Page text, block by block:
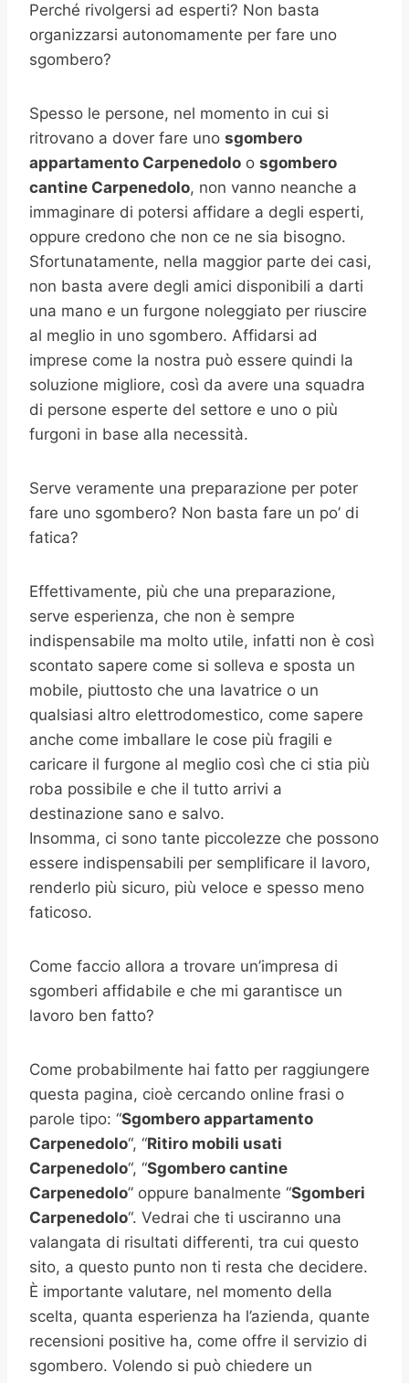
Perché rivolgersi ad esperti? Non basta
organizzarsi autonomamente per fare uno
sgombero?
Spesso le persone, nel momento in cui si
ritrovano a dover fare uno sgombero
appartamento Carpenedolo o sgombero
cantine Carpenedolo, non vanno neanche a
immaginare di potersi affidare a degli esperti,
oppure credono che non ce ne sia bisogno.
Sfortunatamente, nella maggior parte dei casi,
non basta avere degli amici disponibili a darti
una mano e un furgone noleggiato per riuscire
al meglio in uno sgombero. Affidarsi ad
imprese come la nostra può essere quindi la
soluzione migliore, così da avere una squadra
di persone esperte del settore e uno o più
furgoni in base alla necessità.
Serve veramente una preparazione per poter
fare uno sgombero? Non basta fare un po’ di
fatica?
Effettivamente, più che una preparazione,
serve esperienza, che non è sempre
indispensabile ma molto utile, infatti non è così
scontato sapere come si solleva e sposta un
mobile, piuttosto che una lavatrice o un
qualsiasi altro elettrodomestico, come sapere
anche come imballare le cose più fragili e
caricare il furgone al meglio così che ci stia più
roba possibile e che il tutto arrivi a
destinazione sano e salvo.
Insomma, ci sono tante piccolezze che possono
essere indispensabili per semplificare il lavoro,
renderlo più sicuro, più veloce e spesso meno
faticoso.
Come faccio allora a trovare un’impresa di
sgomberi affidabile e che mi garantisce un
lavoro ben fatto?
Come probabilmente hai fatto per raggiungere
questa pagina, cioè cercando online frasi o
parole tipo: “Sgombero appartamento
Carpenedolo“, “Ritiro mobili usati
Carpenedolo“, “Sgombero cantine
Carpenedolo” oppure banalmente “Sgomberi
Carpenedolo“. Vedrai che ti usciranno una
valangata di risultati differenti, tra cui questo
sito, a questo punto non ti resta che decidere.
È importante valutare, nel momento della
scelta, quanta esperienza ha l’azienda, quante
recensioni positive ha, come offre il servizio di
sgombero. Volendo si può chiedere un